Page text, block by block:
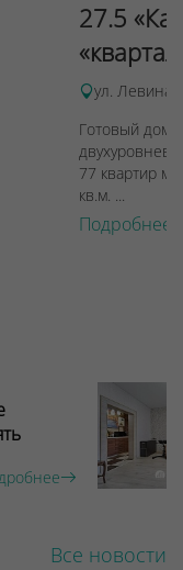
27.5
ул. Левина,
Готовый дом
77 квартир
кв.м. ...
Подробнее
Все новости